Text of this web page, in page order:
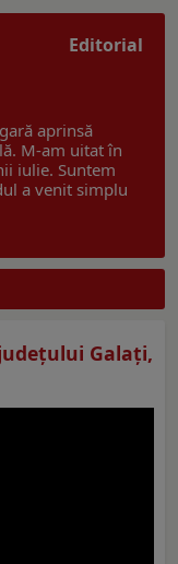
Editorial
aprinsă
M-am uitat în
iulie. Suntem
a venit simplu
Galaţi,